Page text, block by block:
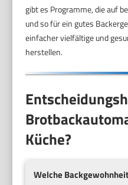
gibt es Programme, die auf
und so für ein gutes
einfacher vielfältige und
herstellen.
Küche?
Welche